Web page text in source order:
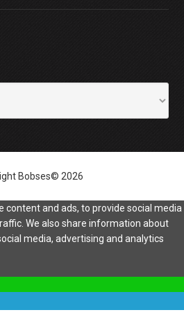
Bobses© 2026
content and ads, to provide social media
We also share information about
media, advertising and analytics